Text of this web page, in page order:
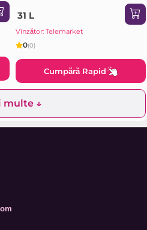
31 L
Vînzător: Telemarket
0(0)
Cumpără Rapid
multe ↓